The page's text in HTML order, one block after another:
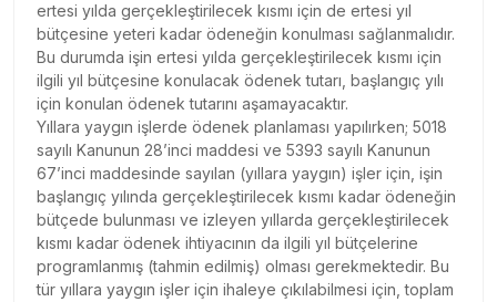
ertesi yılda gerçekleştirilecek kısmı için de ertesi yıl
bütçesine yeteri kadar ödeneğin konulması sağlanmalıdır.
Bu durumda işin ertesi yılda gerçekleştirilecek kısmı için
ilgili yıl bütçesine konulacak ödenek tutarı, başlangıç yılı
için konulan ödenek tutarını aşamayacaktır.
Yıllara yaygın işlerde ödenek planlaması yapılırken; 5018
sayılı Kanunun 28’inci maddesi ve 5393 sayılı Kanunun
67’inci maddesinde sayılan (yıllara yaygın) işler için, işin
başlangıç yılında gerçekleştirilecek kısmı kadar ödeneğin
bütçede bulunması ve izleyen yıllarda gerçekleştirilecek
kısmı kadar ödenek ihtiyacının da ilgili yıl bütçelerine
programlanmış (tahmin edilmiş) olması gerekmektedir. Bu
tür yıllara yaygın işler için ihaleye çıkılabilmesi için, toplam